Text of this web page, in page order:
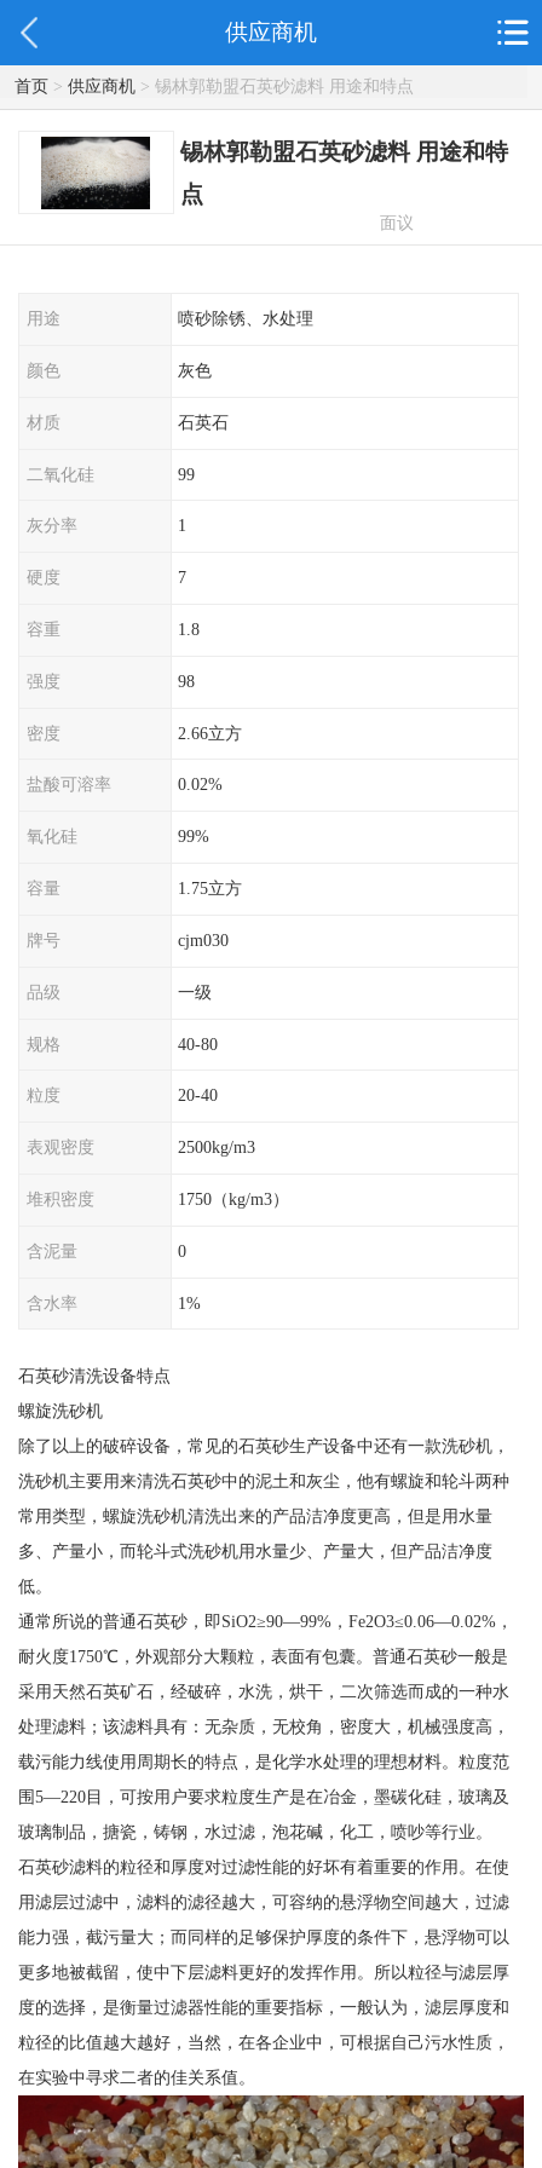
供应商机
首页> 供应商机> 锡林郭勒盟石英砂滤料 用途和特点
锡林郭勒盟石英砂滤料 用途和特
点
面议
用途 喷砂除锈、水处理
颜色 灰色
材质 石英石
二氧化硅 99
灰分率 1
硬度 7
容重 1.8
强度 98
密度 2.66立方
盐酸可溶率 0.02%
氧化硅 99%
容量 1.75立方
牌号 cjm030
品级 一级
规格 40-80
粒度 20-40
表观密度 2500kg/m3
堆积密度 1750（kg/m3）
含泥量 0
含水率 1%
石英砂清洗设备特点
螺旋洗砂机
除了以上的破碎设备，常见的石英砂生产设备中还有一款洗砂机，
洗砂机主要用来清洗石英砂中的泥土和灰尘，他有螺旋和轮斗两种
常用类型，螺旋洗砂机清洗出来的产品洁净度更高，但是用水量
多、产量小，而轮斗式洗砂机用水量少、产量大，但产品洁净度
低。
通常所说的普通石英砂，即SiO2≥90—99%，Fe2O3≤0.06—0.02%，
耐火度1750℃，外观部分大颗粒，表面有包囊。普通石英砂一般是
采用天然石英矿石，经破碎，水洗，烘干，二次筛选而成的一种水
处理滤料；该滤料具有：无杂质，无校角，密度大，机械强度高，
载污能力线使用周期长的特点，是化学水处理的理想材料。粒度范
围5—220目，可按用户要求粒度生产是在冶金，墨碳化硅，玻璃及
玻璃制品，搪瓷，铸钢，水过滤，泡花碱，化工，喷吵等行业。
石英砂滤料的粒径和厚度对过滤性能的好坏有着重要的作用。在使
用滤层过滤中，滤料的滤径越大，可容纳的悬浮物空间越大，过滤
能力强，截污量大；而同样的足够保护厚度的条件下，悬浮物可以
更多地被截留，使中下层滤料更好的发挥作用。所以粒径与滤层厚
度的选择，是衡量过滤器性能的重要指标，一般认为，滤层厚度和
粒径的比值越大越好，当然，在各企业中，可根据自己污水性质，
在实验中寻求二者的佳关系值。